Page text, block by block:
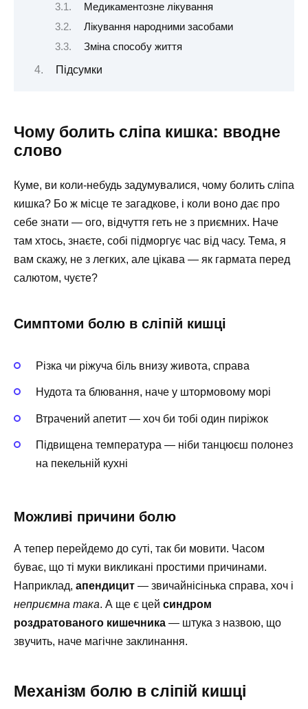
Медикаментозне лікування
Лікування народними засобами
Зміна способу життя
Підсумки
Чому болить сліпа кишка: вводне
слово
Куме, ви коли-небудь задумувалися, чому болить сліпа
кишка? Бо ж місце те загадкове, і коли воно дає про
себе знати — ого, відчуття геть не з приємних. Наче
там хтось, знаєте, собі підморгує час від часу. Тема, я
вам скажу, не з легких, але цікава — як гармата перед
салютом, чуєте?
Симптоми болю в сліпій кишці
Різка чи ріжуча біль внизу живота, справа
Нудота та блювання, наче у штормовому морі
Втрачений апетит — хоч би тобі один пиріжок
Підвищена температура — ніби танцюєш полонез
на пекельній кухні
Можливі причини болю
А тепер перейдемо до суті, так би мовити. Часом
буває, що ті муки викликані простими причинами.
Наприклад, апендицит — звичайнісінька справа, хоч і
неприємна така. А ще є цей синдром
роздратованого кишечника — штука з назвою, що
звучить, наче магічне заклинання.
Механізм болю в сліпій кишці